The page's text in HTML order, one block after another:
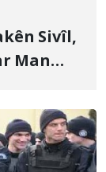
Sivîl,
Man